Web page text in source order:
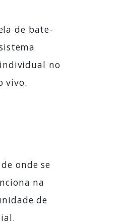
de bate-
no
vivo.
onde se
na
de